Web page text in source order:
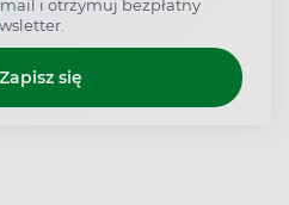
i otrzymuj bezpłatny
Zapisz się